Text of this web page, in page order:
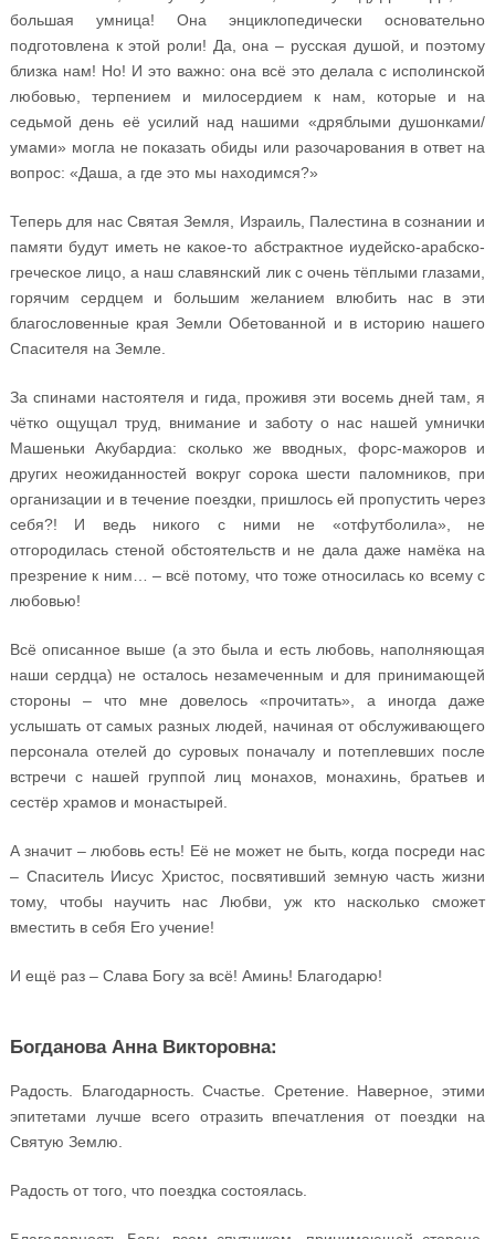
большая умница! Она энциклопедически основательно
подготовлена к этой роли! Да, она – русская душой, и поэтому
близка нам! Но! И это важно: она всё это делала с исполинской
любовью, терпением и милосердием к нам, которые и на
седьмой день её усилий над нашими «дряблыми душонками/
умами» могла не показать обиды или разочарования в ответ на
вопрос: «Даша, а где это мы находимся?»
Теперь для нас Святая Земля, Израиль, Палестина в сознании и
памяти будут иметь не какое-то абстрактное иудейско-арабско-
греческое лицо, а наш славянский лик с очень тёплыми глазами,
горячим сердцем и большим желанием влюбить нас в эти
благословенные края Земли Обетованной и в историю нашего
Спасителя на Земле.
За спинами настоятеля и гида, проживя эти восемь дней там, я
чётко ощущал труд, внимание и заботу о нас нашей умнички
Машеньки Акубардиа: сколько же вводных, форс-мажоров и
других неожиданностей вокруг сорока шести паломников, при
организации и в течение поездки, пришлось ей пропустить через
себя?! И ведь никого с ними не «отфутболила», не
отгородилась стеной обстоятельств и не дала даже намёка на
презрение к ним… – всё потому, что тоже относилась ко всему с
любовью!
Всё описанное выше (а это была и есть любовь, наполняющая
наши сердца) не осталось незамеченным и для принимающей
стороны – что мне довелось «прочитать», а иногда даже
услышать от самых разных людей, начиная от обслуживающего
персонала отелей до суровых поначалу и потеплевших после
встречи с нашей группой лиц монахов, монахинь, братьев и
сестёр храмов и монастырей.
А значит – любовь есть! Её не может не быть, когда посреди нас
– Спаситель Иисус Христос, посвятивший земную часть жизни
тому, чтобы научить нас Любви, уж кто насколько сможет
вместить в себя Его учение!
И ещё раз – Слава Богу за всё! Аминь! Благодарю!
Богданова Анна Викторовна:
Радость. Благодарность. Счастье. Сретение. Наверное, этими
эпитетами лучше всего отразить впечатления от поездки на
Святую Землю.
Радость от того, что поездка состоялась.